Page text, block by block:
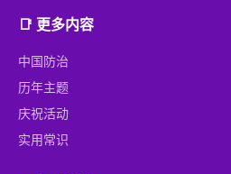
📑 更多内容
中国防治
历年主题
庆祝活动
实用常识